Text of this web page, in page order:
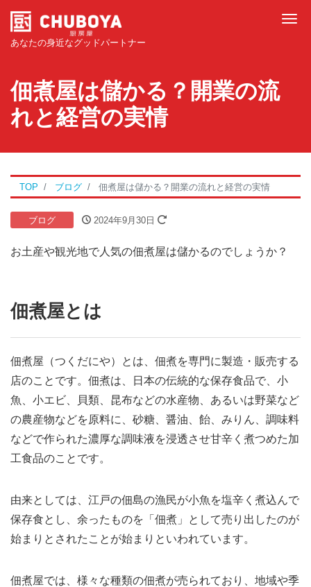
あなたの身近なグッドパートナー
佃煮屋は儲かる？開業の流
れと経営の実情
TOP ブログ 佃煮屋は儲かる？開業の流れと経営の実情
ブログ 2024年9月30日
お土産や観光地で人気の佃煮屋は儲かるのでしょうか？
佃煮屋とは
佃煮屋（つくだにや）とは、佃煮を専門に製造・販売する
店のことです。佃煮は、日本の伝統的な保存食品で、小
魚、小エビ、貝類、昆布などの水産物、あるいは野菜など
の農産物などを原料に、砂糖、醤油、飴、みりん、調味料
などで作られた濃厚な調味液を浸透させ甘辛く煮つめた加
工食品のことです。
由来としては、江戸の佃島の漁民が小魚を塩辛く煮込んで
保存食とし、余ったものを「佃煮」として売り出したのが
始まりとされたことが始まりといわれています。
佃煮屋では、様々な種類の佃煮が売られており、地域や季